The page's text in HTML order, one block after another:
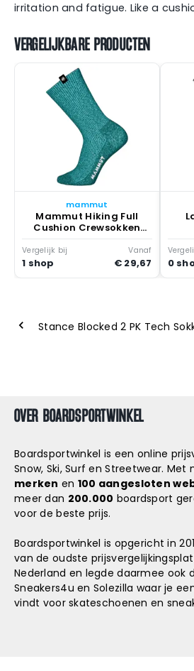
irritation and fatigue. Like a
VERGELIJKBARE PRODUCTEN
mammut
Mammut Hiking Full
Cushion Crewsokken
Turquoise
Vergelijk bij
1 shop
Vanaf
€ 29,67 0
Stance Blocked 2 PK Tech
OVER BOARDSPORTWINKEL
Boardsportwinkel is een online
Snow, Ski, Surf en Streetwear.
merken en 100 aangesloten
meer dan 200.000 boardsport
voor de beste prijs.
Boardsportwinkel is opgericht in
van de oudste
Nederland en legde daarmee ook
Sneakers4u en Solezilla waar je
vindt voor skateschoenen en